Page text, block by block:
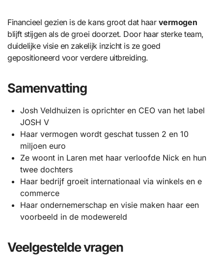
Financieel gezien is de kans groot dat haar vermogen
blijft stijgen als de groei doorzet. Door haar sterke team,
duidelijke visie en zakelijk inzicht is ze goed
gepositioneerd voor verdere uitbreiding.
Samenvatting
Josh Veldhuizen is oprichter en CEO van het label
JOSH V
Haar vermogen wordt geschat tussen 2 en 10
miljoen euro
Ze woont in Laren met haar verloofde Nick en hun
twee dochters
Haar bedrijf groeit internationaal via winkels en e
commerce
Haar ondernemerschap en visie maken haar een
voorbeeld in de modewereld
Veelgestelde vragen